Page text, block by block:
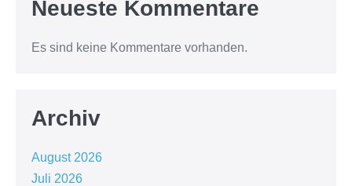
Neueste Kommentare
Es sind keine Kommentare vorhanden.
Archiv
August 2026
Juli 2026